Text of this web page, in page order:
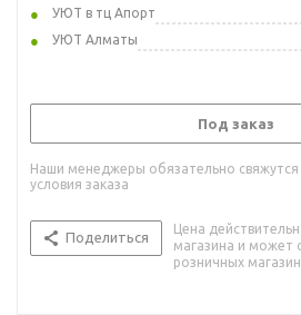
УЮТ в тц Апорт
УЮТ Алматы
Под заказ
Наши менеджеры обязательно свяжутся
условия заказа
Поделиться
Цена
магазина и может
розничных